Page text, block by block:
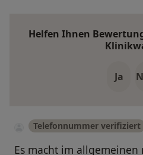
Helfen Ihnen
Ja
Telefonnummer verifiziert
Es macht im